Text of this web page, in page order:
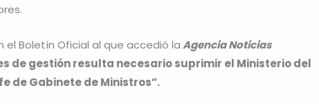
el Boletín Oficial al que accedió laAgencia Noticias
de gestión resulta necesario suprimir el Ministerio del
de Gabinete de Ministros”.